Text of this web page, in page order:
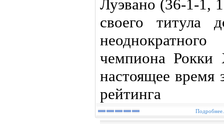
Луэвано (36-1-1,
своего титула
чемпиона
настоящее
рейтинга